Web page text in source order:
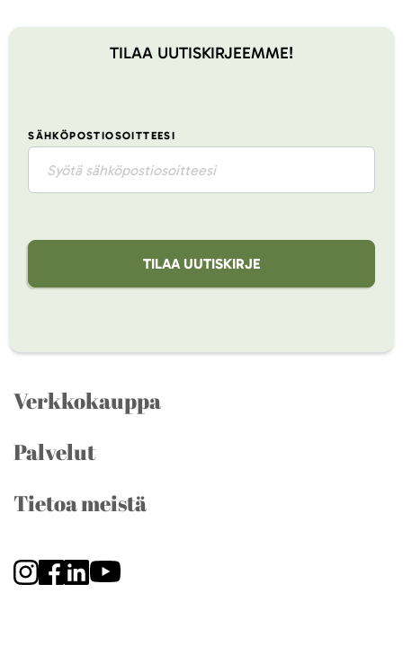
TILAA UUTISKIRJEEMME!
SÄHKÖPOSTIOSOITTEESI
TILAA UUTISKIRJE
Verkkokauppa
Palvelut
Tietoa meistä